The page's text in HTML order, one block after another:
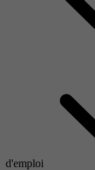
d'emploi